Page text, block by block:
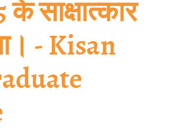
साक्षात्कार
- Kisan